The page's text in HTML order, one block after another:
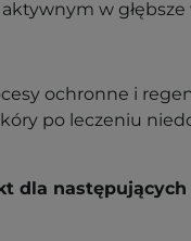
w głębsze
ochronne i
po leczeniu
dla